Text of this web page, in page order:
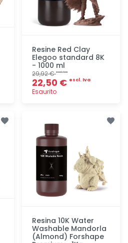
Resine Red Clay
Elegoo standard 8K
- 1000 ml
29,92 €escl. Iva
22,50 € escl. Iva
Esaurito
Resina 10K Water
Washable Mandorla
(Almond) Forshape